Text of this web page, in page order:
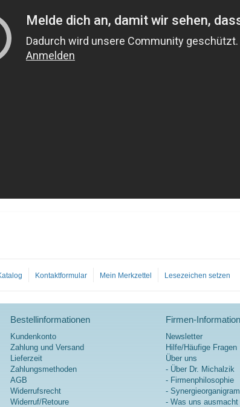
Kontaktformular Mein Merkzettel Lesezeichen setzen
Bestellinformationen
Kundenkonto
Zahlung und Versand
Lieferzeit
Zahlungsmethoden
AGB
Widerrufsrecht
Widerruf/Retoure
Firmen-
Newsletter
Hilfe/Häufige Fragen
Über uns
- Über Dr. Michalzik
- Firmenphilosophie
-
- Was uns ausmacht